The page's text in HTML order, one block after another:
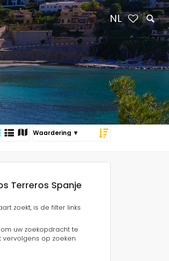
Terreros Spanje
zoekt, is de filter links
uw zoekopdracht te
op zoeken
NL